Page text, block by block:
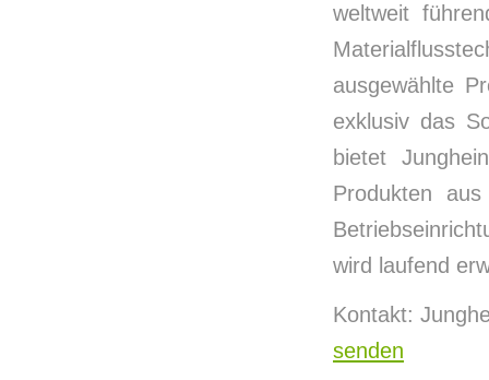
weltweit
ausgewählte
exklusiv das
bietet
Produkten
wird laufend
Kontakt:
senden